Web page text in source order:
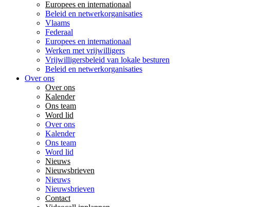
Europees en internationaal
Beleid en netwerkorganisaties
Vlaams
Federaal
Europees en internationaal
Werken met vrijwilligers
Vrijwilligersbeleid van lokale besturen
Beleid en netwerkorganisaties
Over ons
Over ons
Kalender
Ons team
Word lid
Over ons
Kalender
Ons team
Word lid
Nieuws
Nieuwsbrieven
Nieuws
Nieuwsbrieven
Contact